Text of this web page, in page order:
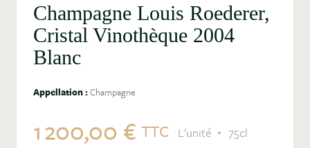
Champagne Louis Roederer,
Cristal Vinothèque 2004
Blanc
Appellation :Champagne
1 200,00 € TTC L'unité 75cl